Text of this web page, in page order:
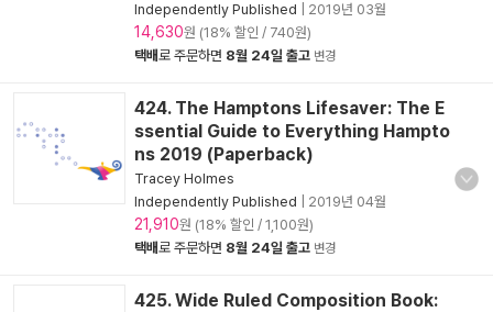
Independently Published
2019년 03월
14,630원 (18% 할인 / 740원)
택배로 주문하면 8월 24일 출고 변경
424. The Hamptons Lifesaver: The E
ssential Guide to Everything Hampto
ns 2019 (Paperback)
Tracey Holmes
Independently Published
2019년 04월
21,910원 (18% 할인 / 1,100원)
택배로 주문하면 8월 24일 출고 변경
425. Wide Ruled Composition Book: